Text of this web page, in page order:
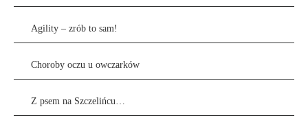
Agility – zrób to sam!
Choroby oczu u owczarków
Z psem na Szczelińcu…